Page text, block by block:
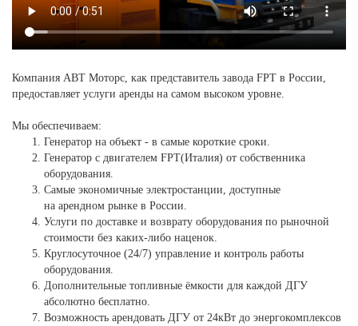
Компания АВТ Моторс, как представитель завода FPT в России,
предоставляет услуги аренды на самом высоком уровне.
Мы обеспечиваем:
Генератор на объект - в самые короткие сроки.
Генератор с двигателем FPT(Италия) от собственника
оборудования.
Самые экономичные электростанции, доступные
на арендном рынке в России.
Услуги по доставке и возврату оборудования по рыночной
стоимости без каких-либо наценок.
Круглосуточное (24/7) управление и контроль работы
оборудования.
Дополнительные топливные ёмкости для каждой ДГУ
абсолютно бесплатно.
Возможность арендовать ДГУ от 24кВт до энергокомплексов